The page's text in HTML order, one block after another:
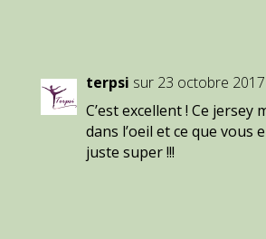
terpsi sur 23 octobre
C’est excellent ! Ce jersey
dans l’oeil et ce que vous
juste super !!!